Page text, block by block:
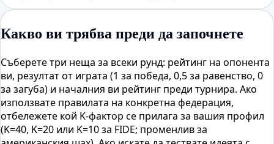
Какво ви трябва преди да започнете
Съберете три неща за всеки рунд: рейтинг на опонента
ви, резултат от играта (1 за победа, 0,5 за равенство, 0
за загуба) и началния ви рейтинг преди турнира. Ако
използвате правилата на конкретна федерация,
отбележете кой K-фактор се прилага за вашия профил
(K=40, K=20 или K=10 за FIDE; променлив за